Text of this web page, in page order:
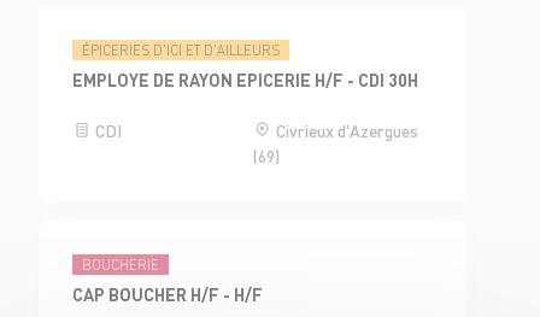
ÉPICERIES D'ICI ET D'AILLEURS
EMPLOYE DE RAYON EPICERIE H/F - CDI 30H
CDI
Civrieux d'Azergues
(69)
BOUCHERIE
CAP BOUCHER H/F - H/F